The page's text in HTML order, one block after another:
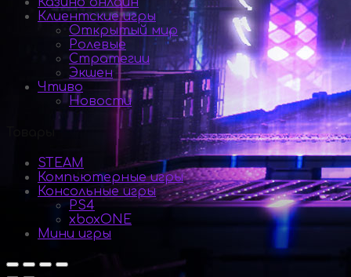
Клиентские игры
Открытый мир
Ролевые
Стратегии
Экшен
Чтиво
Новости
STEAM
Компьютерные игры
Консольные игры
PS4
xboxONE
Мини игры